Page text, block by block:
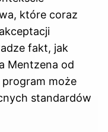
które coraz
fakt, jak
Mentzena od
może
standardów